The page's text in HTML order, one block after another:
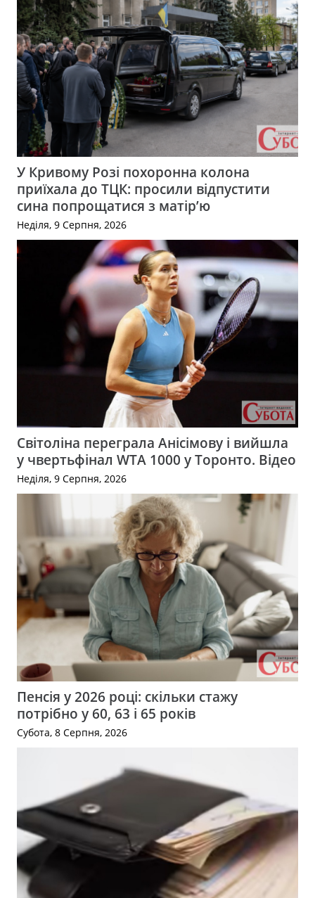
У Кривому Розі похоронна колона
приїхала до ТЦК: просили відпустити
сина попрощатися з матір’ю
Неділя, 9 Серпня, 2026
Світоліна переграла Анісімову і вийшла
у чвертьфінал WTA 1000 у Торонто. Відео
Неділя, 9 Серпня, 2026
Пенсія у 2026 році: скільки стажу
потрібно у 60, 63 і 65 років
Субота, 8 Серпня, 2026